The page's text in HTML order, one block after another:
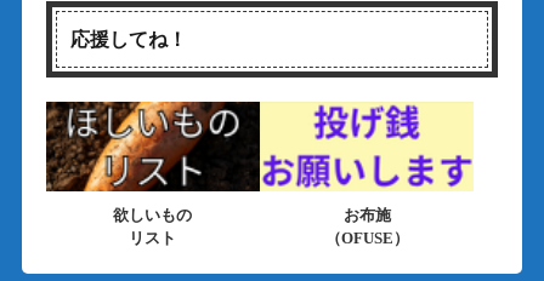
応援してね！
欲しいもの
リスト
お布施
（OFUSE）